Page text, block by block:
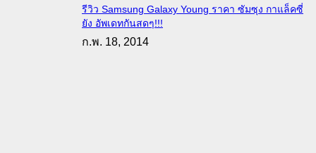
รีวิว Samsung Galaxy Young ราคา ซัมซุง กาแล็คซี่
ยัง อัพเดทกันสดๆ!!!
ก.พ. 18, 2014